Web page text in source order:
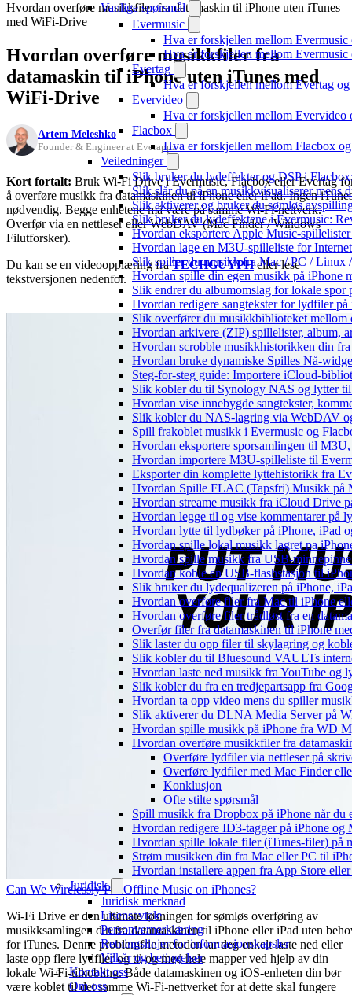
Vanlige spørsmål
Evermusic
Hva er forskjellen mellom Evermusic
Hva er forskjellen mellom Evermusic
Evertag
Hva er forskjellen mellom Evertag
Evervideo
Hva er forskjellen mellom Evervideo
Flacbox
Hva er forskjellen mellom Flacbox
Veiledninger
Slik bruker du lydeffekter og DSP i
Slik slår du på en musikkvisualiserer mens
Slik aktiverer og bruker du sømløs
Slik bruker du lydeffektene i Evermusic:
Hvordan eksportere Apple Music-
Hvordan lage en M3U-spilleliste for
Slik spiller du musikk fra Mac / PC /
Hvordan spille din egen musikk på iPhone
Slik endrer du albumomslag for lokale
Hvordan redigere sangtekster for lydfiler
Slik overfører du musikkbiblioteket
Hvordan arkivere (ZIP) spillelister, album,
Hvordan scrobble musikkhistorikken din
Hvordan bruke dynamiske Spilles Nå-
Steg-for-steg guide: Importere iCloud-
Slik kobler du til Synology NAS og lytter
Hvordan vise innebygde sangtekster,
Slik kobler du NAS-lagring via WebDAV
Spill frakoblet musikk i Evermusic og
Hvordan eksportere sporsamlingen til
Hvordan importere M3U-spilleliste til
Eksporter din komplette lyttehistorikk fra
Hvordan Spille FLAC (Tapsfri) Musikk på
Hvordan streame musikk fra iCloud Drive
Hvordan legge til og vise kommentarer på
Hvordan lytte til lydbøker på iPhone, iPad
Hvordan spille lokal musikk lagret pa
Hvordan spille musikk fra USB-
Hvordan koble en USB-flashstasjon til
Slik bruker du lydequalizeren på iPhone,
Hvordan overføre filer fra Mac til iPhone
Hvordan overføre filer trådløst fra en
Overfør filer fra datamaskinen til iPhone
Slik laster du opp filer til skylagring og
Slik kobler du til Bluesound VAULTs
Hvordan laste ned musikk fra YouTube og
Slik kobler du fra en tredjepartsapp fra
Hvordan ta opp video mens du spiller
Slik aktiverer du DLNA Media Server på
Hvordan spille musikk på iPhone fra WD
Hvordan overføre musikkfiler fra
Overføre lydfiler via nettleser på
Overføre lydfiler med Mac Finder
Konklusjon
Ofte stilte spørsmål
Spill musikk fra Dropbox på iPhone når du
Hvordan redigere ID3-tagger på iPhone og
Hvordan spille lokale filer (iTunes-filer) på
Strøm musikken din fra Mac eller PC til
Hvordan installere appen fra App Store
Juridisk
Juridisk merknad
Lisensavtale
Personvernerklæring
Retningslinjer for informasjonskapsler
Vilkår og betingelser
Kontakt oss
Om oss
Hvordan overføre musikkfiler fra datamaskin til iPhone uten iTunes
med WiFi-Drive
Hvordan overføre musikkfiler fra
datamaskin til iPhone uten iTunes med
WiFi-Drive
Artem Meleshko
Founder & Engineer at Everappz
Kort fortalt: Bruk Wi-Fi Drive i Evermusic, Flacbox eller Evertag
å overføre musikk fra datamaskinen til iPhone eller iPad. Ingen
nødvendig. Begge enhetene må være på samme Wi-Fi-nettverk.
Overfør via en nettleser eller WebDAV (Mac Finder / Windows
Filutforsker).
Du kan se en videoopplæring fraTECHGUYPHeller lese
tekstversjonen nedenfor.
Can We Wirelessly Put Offline Music on iPhones?
Wi-Fi Drive er den ultimate løsningen for sømløs overføring av
musikksamlingen din fra datamaskinen til iPhone eller iPad uten
for iTunes. Denne problemfrie metoden lar deg enkelt laste ned eller
laste opp flere lydfiler og til og med hele mapper ved hjelp av din
lokale Wi-Fi-tilkobling. Både datamaskinen og iOS-enheten din bør
være koblet til det samme Wi-Fi-nettverket for at dette skal fungere